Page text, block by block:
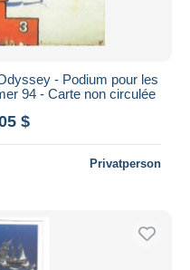
- Podium pour les
94 - Carte non circulée
$
Privatperson